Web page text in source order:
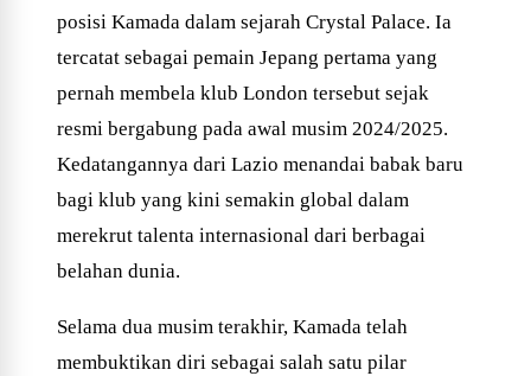
posisi Kamada dalam sejarah Crystal Palace. Ia
tercatat sebagai pemain Jepang pertama yang
pernah membela klub London tersebut sejak
resmi bergabung pada awal musim 2024/2025.
Kedatangannya dari Lazio menandai babak baru
bagi klub yang kini semakin global dalam
merekrut talenta internasional dari berbagai
belahan dunia.
Selama dua musim terakhir, Kamada telah
membuktikan diri sebagai salah satu pilar